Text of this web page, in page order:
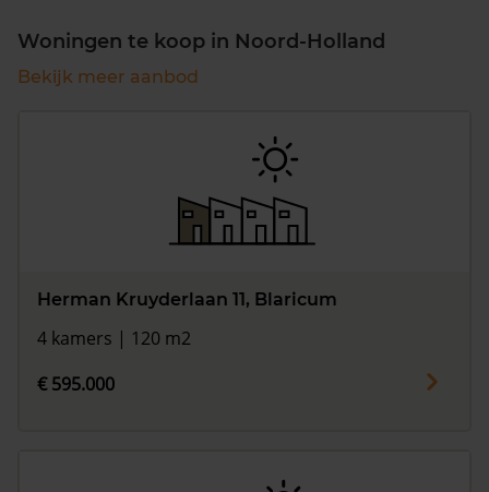
Woningen te koop in Noord-Holland
Bekijk meer aanbod
Herman Kruyderlaan 11, Blaricum
4 kamers | 120 m2
€ 595.000